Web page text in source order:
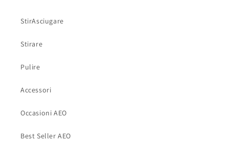
StirAsciugare
Stirare
Pulire
Accessori
Occasioni AEO
Best Seller AEO